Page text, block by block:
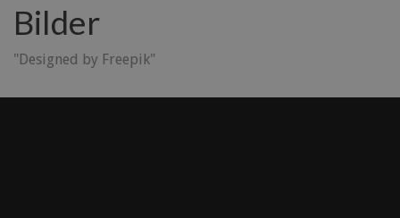
Bilder
"Designed by Freepik"